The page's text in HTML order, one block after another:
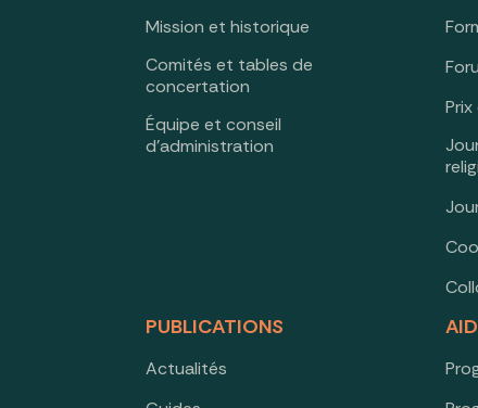
Mission et historique
Comités et tables de
concertation
Équipe et conseil
d’administration
PUBLICATIONS
Actualités